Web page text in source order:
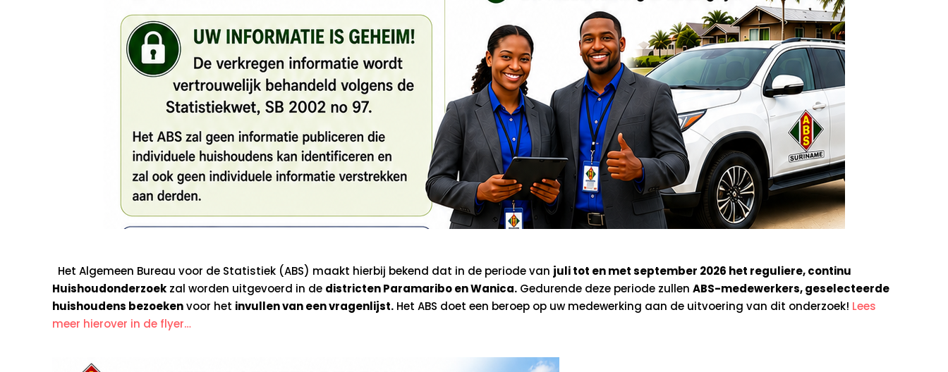
Het Algemeen Bureau voor de Statistiek (ABS) maakt hierbij bekend dat in de periode van juli tot en met september 2026 het reguliere, continu
Huishoudonderzoek zal worden uitgevoerd in de districten Paramaribo en Wanica. Gedurende deze periode zullenABS-medewerkers, geselecteerde
huishoudens bezoekenvoor het invullen van een vragenlijst. Het ABS doet een beroep op uw medewerking aan de uitvoering van dit onderzoek! Lees
meer hierover in de flyer…